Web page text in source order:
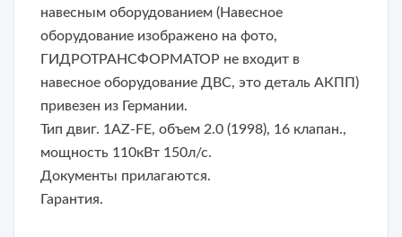
навесным оборудованием (Навесное
оборудование изображено на фото,
ГИДРОТРАНСФОРМАТОР не входит в
навесное оборудование ДВС, это деталь АКПП)
привезен из Германии.
Тип двиг. 1AZ-FE, объем 2.0 (1998), 16 клапан.,
мощность 110кВт 150л/с.
Документы прилагаются.
Гарантия.